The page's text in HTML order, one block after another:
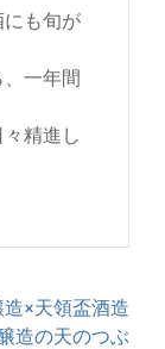
も旬が
一年間
精進し
×天領盃酒造
造の天のつぶ